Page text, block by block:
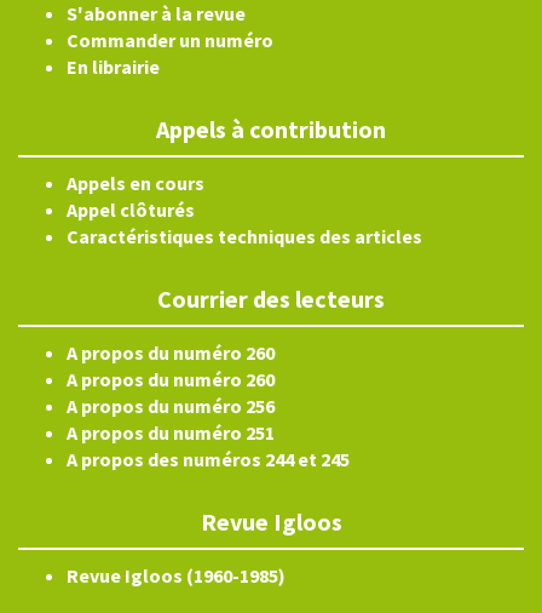
S'abonner à la revue
Commander un numéro
En librairie
Appels à contribution
Appels en cours
Appel clôturés
Caractéristiques techniques des articles
Courrier des lecteurs
A propos du numéro 260
A propos du numéro 260
A propos du numéro 256
A propos du numéro 251
A propos des numéros 244 et 245
Revue Igloos
Revue Igloos (1960-1985)